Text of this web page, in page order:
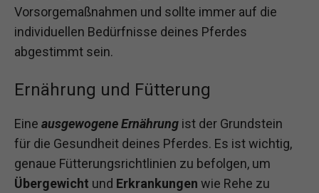
Vorsorgemaßnahmen und sollte immer auf die
individuellen Bedürfnisse deines Pferdes
abgestimmt sein.
Ernährung und Fütterung
Eine ausgewogene Ernährung ist der Grundstein
für die Gesundheit deines Pferdes. Es ist wichtig,
genaue Fütterungsrichtlinien zu befolgen, um
Übergewicht und Erkrankungen wie Rehe zu